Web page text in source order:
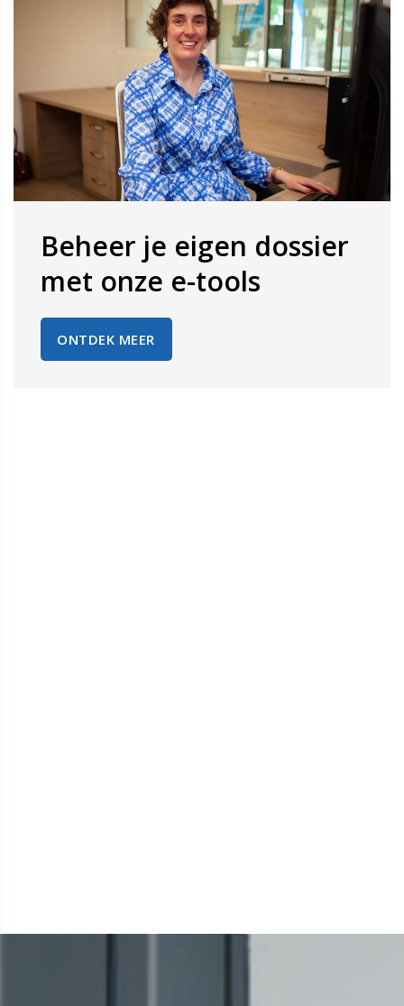
Beheer je eigen dossier
​​​​​​​met onze e-tools
ONTDEK MEER